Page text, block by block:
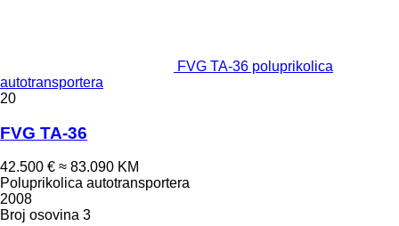
FVG TA-36 poluprikolica
autotransportera
20
FVG TA-36
42.500 € ≈ 83.090 KM
Poluprikolica autotransportera
2008
Broj osovina 3